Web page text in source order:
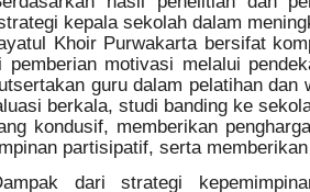
kepala sekolah dalam
Khoir Purwakarta bersifat
pemberian motivasi melalui
guru dalam pelatihan
berkala, studi banding ke
kondusif, memberikan
partisipatif, serta
dari strategi